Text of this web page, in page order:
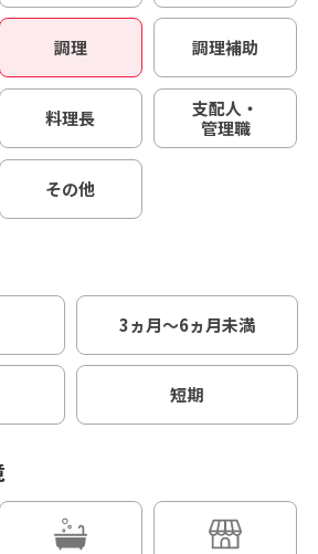
調理 調理補助
料理長
支配人・
管理職
その他
3ヵ月～6ヵ月未満
短期